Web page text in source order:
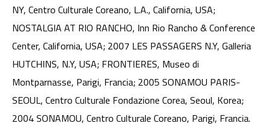
NY, Centro Culturale Coreano, L.A., California, USA;
NOSTALGIA AT RIO RANCHO, Inn Rio Rancho & Conference
Center, California, USA; 2007 LES PASSAGERS N.Y, Galleria
HUTCHINS, N.Y, USA; FRONTIERES, Museo di
Montparnasse, Parigi, Francia; 2005 SONAMOU PARIS-
SEOUL, Centro Culturale Fondazione Corea, Seoul, Korea;
2004 SONAMOU, Centro Culturale Coreano, Parigi, Francia.